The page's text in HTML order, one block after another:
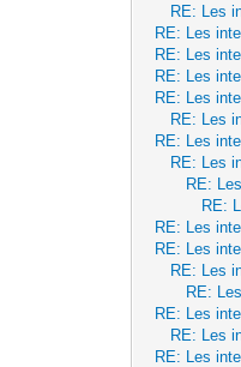
RE: Les
RE: Les
RE: Les
RE: Les
RE: Les
RE: Les
RE: Les
RE: Les
RE:
RE:
RE: Les
RE: Les
RE: Les
RE:
RE: Les
RE: Les
RE: Les